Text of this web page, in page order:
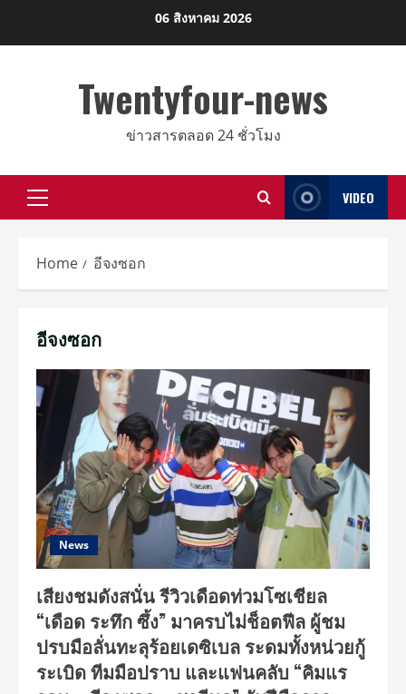
06 สิงหาคม 2026
Twentyfour-news
ข่าวสารตลอด 24 ชั่วโมง
Primary
VIDEO
Home อีจงซอก
อีจงซอก
News
เสียงชมดังสนั่น รีวิวเดือดท่วมโซเชียล
“เดือด ระทึก ซึ้ง” มาครบไม่ช็อตฟีล ผู้ชม
ปรบมือลั่นทะลุร้อยเดซิเบล ระดมทั้งหน่วยกู้
ระเบิด ทีมมือปราบ และแฟนคลับ “คิมแร